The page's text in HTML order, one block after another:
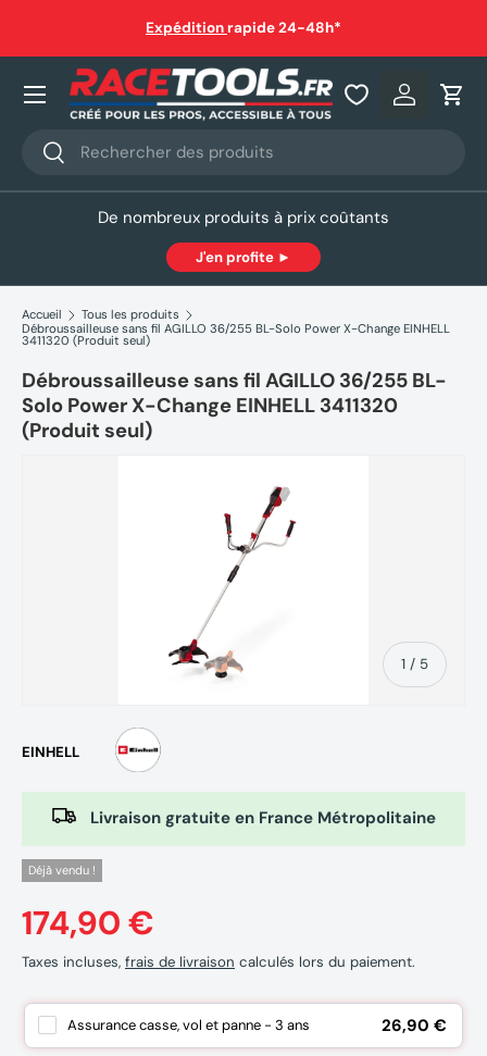
Aller au contenu
Expédition rapide 24-48h*
Recherche
Rechercher
Se
Nos produits
De nombreux produits à prix coûtants
J'en profite ►
Accueil
Tous les produits
Débroussailleuse sans fil AGILLO 36/255 BL-Solo Power X-Change EINHELL
3411320 (Produit seul)
Débroussailleuse sans fil AGILLO 36/255 BL-
Solo Power X-Change EINHELL 3411320
(Produit seul)
1 / de
5
EINHELL
Livraison gratuite en France Métropolitaine
Déjà vendu !
174,90 €
Taxes incluses, frais de livraison calculés lors du paiement.
Assurance casse, vol et panne - 3 ans 26,90 €